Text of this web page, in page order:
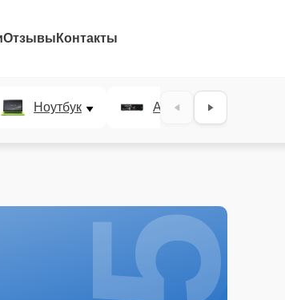
Отзывы Контакты
Ноутбук AV-ресивер